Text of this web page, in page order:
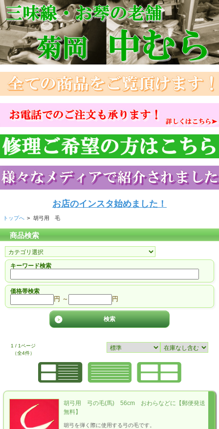
お店のインスタ始めました！
トップへ > 胡弓用 毛
商品検索
キーワード検索
価格帯検索
円 ～ 円
1 / 1ページ
（全4件）
胡弓用 弓の毛(馬) 56cm おわらなどに【郵便発送
無料】
胡弓を弾く際に使用する弓の毛です。